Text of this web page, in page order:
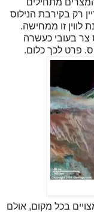
מתחילים
רק בקירבת הנילוס
לווין זו ממחישה.
צר בעובי כעשרה
פרט לכך כלום.
בכל מקום, אולם